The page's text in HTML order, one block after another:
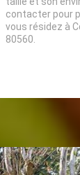
contacter pour
vous résidez à
80560.